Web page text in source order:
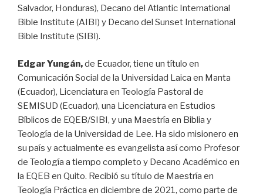
Salvador, Honduras), Decano del Atlantic International
Bible Institute (AIBI) y Decano del Sunset International
Bible Institute (SIBI).
Edgar Yungán,de Ecuador, tiene un título en
Comunicación Social de la Universidad Laica en Manta
(Ecuador), Licenciatura en Teología Pastoral de
SEMISUD (Ecuador), una Licenciatura en Estudios
Bíblicos de EQEB/SIBI, y una Maestría en Biblia y
Teología de la Universidad de Lee. Ha sido misionero en
su país y actualmente es evangelista así como Profesor
de Teología a tiempo completo y Decano Académico en
la EQEB en Quito. Recibió su título de Maestría en
Teología Práctica en diciembre de 2021, como parte de